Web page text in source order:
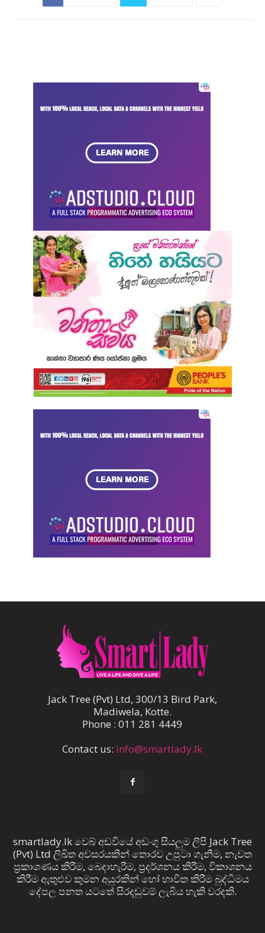
Jack Tree (Pvt) Ltd, 300/13 Bird Park,
Madiwela, Kotte.
Phone : 011 281 4449
Contact us: info@smartlady.lk
smartlady.lk වෙබ් අඩවියේ අඩංගු සියලුම ලිපි Jack Tree
(Pvt) Ltd ලිඛිත අවසරයකින් තොරව උපුටා ගැනීම, නැවත
ප්‍රකාශණය කිරීම, බෙදාහැරීම, ප්‍රදර්ශනය කිරීම, විකාශනය
කිරීම ඇතුළුව කුමන අයුරකින් හෝ භාවිත කිරීම බුද්ධිමය
දේපල පනත යටතේ සිරදඬුවම් ලැබිය හැකි වරදකි.